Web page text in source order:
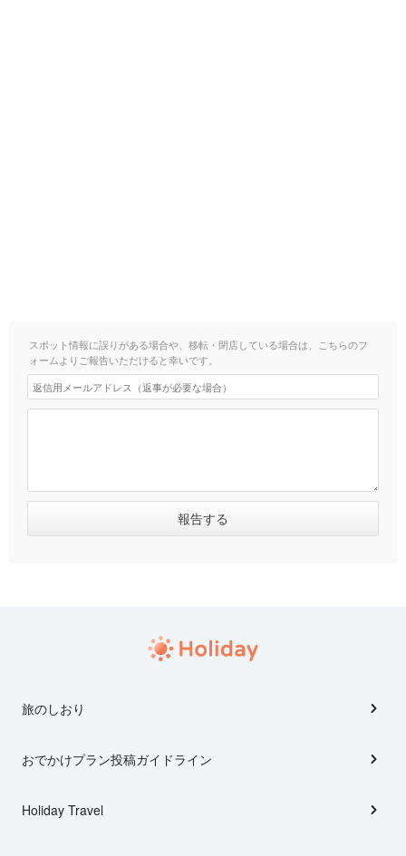
スポット情報に誤りがある場合や、移転・閉店している場合は、こちらのフ
ォームよりご報告いただけると幸いです。
旅のしおり
おでかけプラン投稿ガイドライン
Holiday Travel